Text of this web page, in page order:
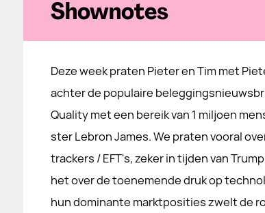
Shownotes
Deze week praten Pieter en Tim met
achter de populaire
Quality met een bereik van 1 miljoen
ster Lebron James. We praten vooral
trackers / EFT's, zeker in tijden van
het over de toenemende druk op
hun dominante marktposities zwelt de